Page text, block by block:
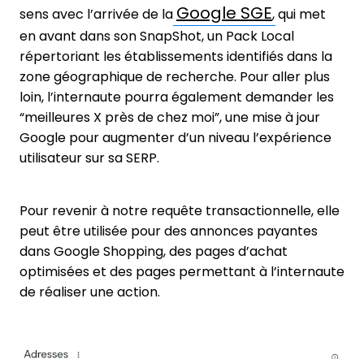
sens avec l’arrivée de la Google SGE, qui met
en avant dans son SnapShot, un Pack Local
répertoriant les établissements identifiés dans la
zone géographique de recherche. Pour aller plus
loin, l’internaute pourra également demander les
“meilleures X près de chez moi”, une mise à jour
Google pour augmenter d’un niveau l’expérience
utilisateur sur sa SERP.
Pour revenir à notre requête transactionnelle, elle
peut être utilisée pour des annonces payantes
dans Google Shopping, des pages d’achat
optimisées et des pages permettant à l’internaute
de réaliser une action.